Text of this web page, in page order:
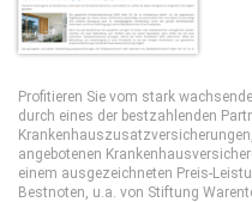
Profitieren Sie vom stark
durch eines der bestzahlenden
angebotenen
einem ausgezeichneten Preis-
Bestnoten, u.a. von Stiftung